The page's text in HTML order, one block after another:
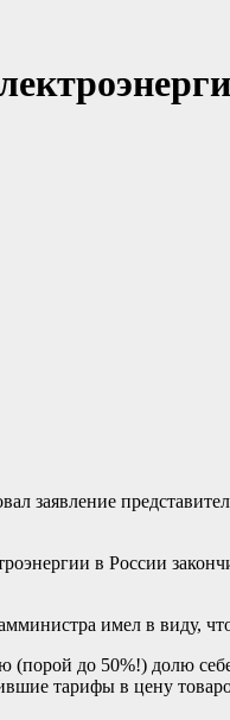
в России
имел в виду,
до 50%!) долю
тарифы в цену